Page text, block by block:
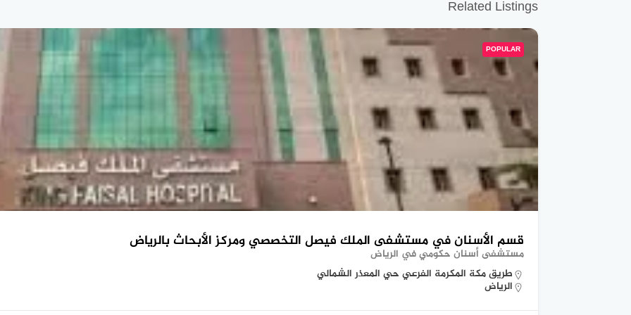
Related Listings
POPULAR
قسم الأسنان في مستشفى الملك فيصل التخصصي ومركز الأبحاث بالرياض
مستشفى أسنان حكومي في الرياض
طريق مكة المكرمة الفرعي حي المعذر الشمالي
الرياض